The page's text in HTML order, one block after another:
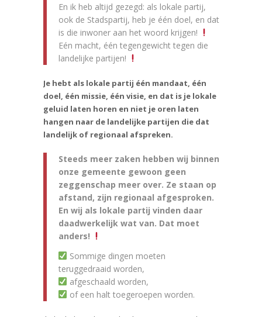
En ik heb altijd gezegd: als lokale partij,
ook de Stadspartij, heb je één doel, en dat
is die inwoner aan het woord krijgen!
Eén macht, één tegengewicht tegen die
landelijke partijen!
Je hebt als lokale partij één mandaat, één
doel, één missie, één visie, en dat is je lokale
geluid laten horen en niet je oren laten
hangen naar de landelijke partijen die dat
landelijk of regionaal afspreken.
Steeds meer zaken hebben wij binnen
onze gemeente gewoon geen
zeggenschap meer over. Ze staan op
afstand, zijn regionaal afgesproken.
En wij als lokale partij vinden daar
daadwerkelijk wat van. Dat moet
anders!
Sommige dingen moeten
teruggedraaid worden,
afgeschaald worden,
of een halt toegeroepen worden.